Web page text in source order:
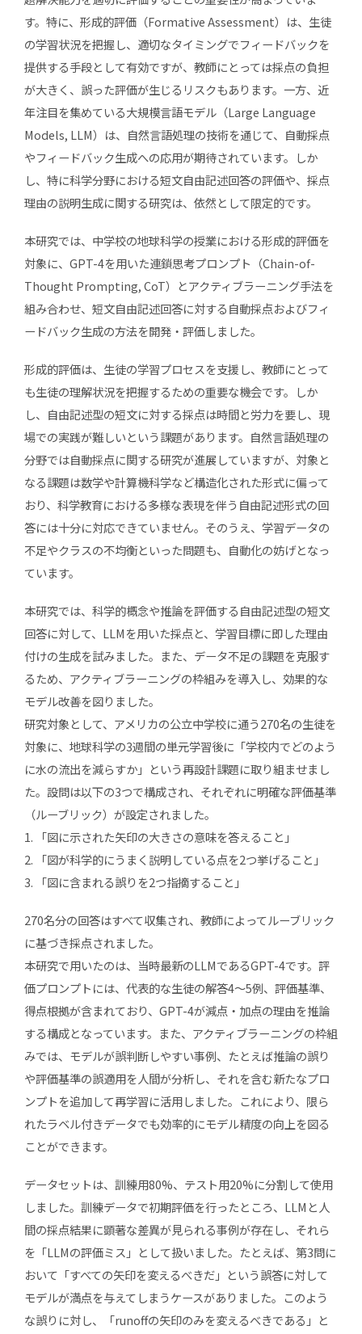
す。特に、形成的評価（Formative Assessment）は、生徒
の学習状況を把握し、適切なタイミングでフィードバックを
提供する手段として有効ですが、教師にとっては採点の負担
が大きく、誤った評価が生じるリスクもあります。一方、近
年注目を集めている大規模言語モデル（Large Language
Models, LLM）は、自然言語処理の技術を通じて、自動採点
やフィードバック生成への応用が期待されています。しか
し、特に科学分野における短文自由記述回答の評価や、採点
理由の説明生成に関する研究は、依然として限定的です。
本研究では、中学校の地球科学の授業における形成的評価を
対象に、GPT-4を用いた連鎖思考プロンプト（Chain-of-
Thought Prompting, CoT）とアクティブラーニング手法を
組み合わせ、短文自由記述回答に対する自動採点およびフィ
ードバック生成の方法を開発・評価しました。
形成的評価は、生徒の学習プロセスを支援し、教師にとって
も生徒の理解状況を把握するための重要な機会です。しか
し、自由記述型の短文に対する採点は時間と労力を要し、現
場での実践が難しいという課題があります。自然言語処理の
分野では自動採点に関する研究が進展していますが、対象と
なる課題は数学や計算機科学など構造化された形式に偏って
おり、科学教育における多様な表現を伴う自由記述形式の回
答には十分に対応できていません。そのうえ、学習データの
不足やクラスの不均衡といった問題も、自動化の妨げとなっ
ています。
本研究では、科学的概念や推論を評価する自由記述型の短文
回答に対して、LLMを用いた採点と、学習目標に即した理由
付けの生成を試みました。また、データ不足の課題を克服す
るため、アクティブラーニングの枠組みを導入し、効果的な
モデル改善を図りました。
研究対象として、アメリカの公立中学校に通う270名の生徒を
対象に、地球科学の3週間の単元学習後に「学校内でどのよう
に水の流出を減らすか」という再設計課題に取り組ませまし
た。設問は以下の3つで構成され、それぞれに明確な評価基準
（ルーブリック）が設定されました。
1. 「図に示された矢印の大きさの意味を答えること」
2. 「図が科学的にうまく説明している点を2つ挙げること」
3. 「図に含まれる誤りを2つ指摘すること」
270名分の回答はすべて収集され、教師によってルーブリック
に基づき採点されました。
本研究で用いたのは、当時最新のLLMであるGPT-4です。評
価プロンプトには、代表的な生徒の解答4〜5例、評価基準、
得点根拠が含まれており、GPT-4が減点・加点の理由を推論
する構成となっています。また、アクティブラーニングの枠組
みでは、モデルが誤判断しやすい事例、たとえば推論の誤り
や評価基準の誤適用を人間が分析し、それを含む新たなプロ
ンプトを追加して再学習に活用しました。これにより、限ら
れたラベル付きデータでも効率的にモデル精度の向上を図る
ことができます。
データセットは、訓練用80%、テスト用20%に分割して使用
しました。訓練データで初期評価を行ったところ、LLMと人
間の採点結果に顕著な差異が見られる事例が存在し、それら
を「LLMの評価ミス」として扱いました。たとえば、第3問に
おいて「すべての矢印を変えるべきだ」という誤答に対して
モデルが満点を与えてしまうケースがありました。このよう
な誤りに対し、「runoffの矢印のみを変えるべきである」と